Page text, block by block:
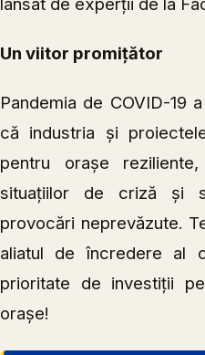
Un viitor promițător
Pandemia de COVID-19
că industria și
pentru orașe
situațiilor de criză și
provocări neprevăzute.
aliatul de încredere al
prioritate de investiții
orașe!